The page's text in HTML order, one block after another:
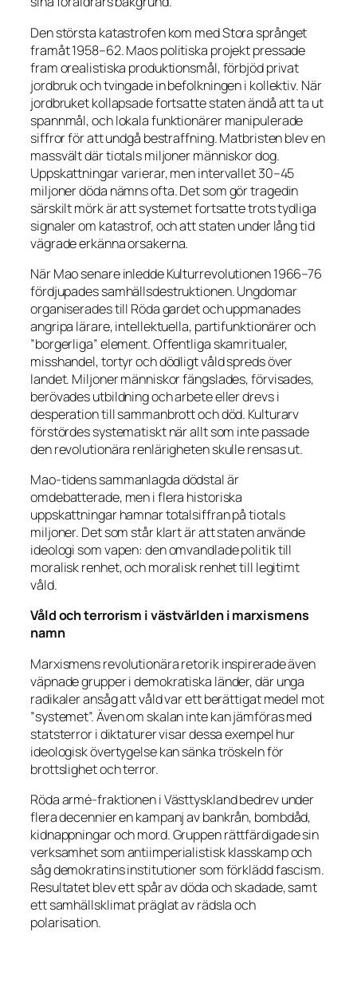
Den största katastrofen kom med Stora språnget
framåt 1958–62. Maos politiska projekt pressade
fram orealistiska produktionsmål, förbjöd privat
jordbruk och tvingade in befolkningen i kollektiv. När
jordbruket kollapsade fortsatte staten ändå att ta ut
spannmål, och lokala funktionärer manipulerade
siffror för att undgå bestraffning. Matbristen blev en
massvält där tiotals miljoner människor dog.
Uppskattningar varierar, men intervallet 30–45
miljoner döda nämns ofta. Det som gör tragedin
särskilt mörk är att systemet fortsatte trots tydliga
signaler om katastrof, och att staten under lång tid
vägrade erkänna orsakerna.
När Mao senare inledde Kulturrevolutionen 1966–76
fördjupades samhällsdestruktionen. Ungdomar
organiserades till Röda gardet och uppmanades
angripa lärare, intellektuella, partifunktionärer och
”borgerliga” element. Offentliga skamritualer,
misshandel, tortyr och dödligt våld spreds över
landet. Miljoner människor fängslades, förvisades,
berövades utbildning och arbete eller drevs i
desperation till sammanbrott och död. Kulturarv
förstördes systematiskt när allt som inte passade
den revolutionära renlärigheten skulle rensas ut.
Mao-tidens sammanlagda dödstal är
omdebatterade, men i flera historiska
uppskattningar hamnar totalsiffran på tiotals
miljoner. Det som står klart är att staten använde
ideologi som vapen: den omvandlade politik till
moralisk renhet, och moralisk renhet till legitimt
våld.
Våld och terrorism i västvärlden i marxismens
namn
Marxismens revolutionära retorik inspirerade även
väpnade grupper i demokratiska länder, där unga
radikaler ansåg att våld var ett berättigat medel mot
”systemet”. Även om skalan inte kan jämföras med
statsterror i diktaturer visar dessa exempel hur
ideologisk övertygelse kan sänka tröskeln för
brottslighet och terror.
Röda armé-fraktionen i Västtyskland bedrev under
flera decennier en kampanj av bankrån, bombdåd,
kidnappningar och mord. Gruppen rättfärdigade sin
verksamhet som antiimperialistisk klasskamp och
såg demokratins institutioner som förklädd fascism.
Resultatet blev ett spår av döda och skadade, samt
ett samhällsklimat präglat av rädsla och
polarisation.